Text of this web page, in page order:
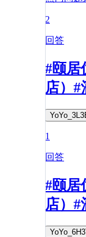
2
回答
#颐居
店）#
1
回答
#颐居
店）#